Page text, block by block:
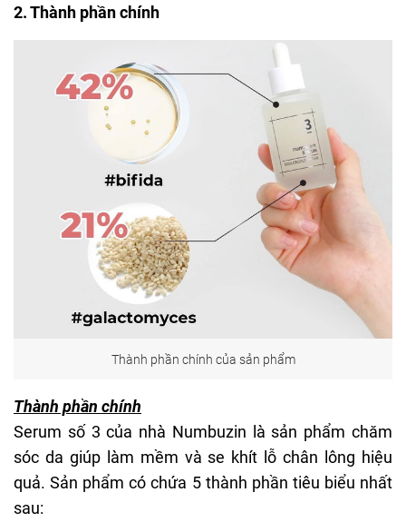
2. Thành phần chính
Thành phần chính của sản phẩm
Thành phần chính
Serum số 3 của nhà Numbuzin là sản phẩm chăm
sóc da giúp làm mềm và se khít lỗ chân lông hiệu
quả. Sản phẩm có chứa 5 thành phần tiêu biểu nhất
sau: